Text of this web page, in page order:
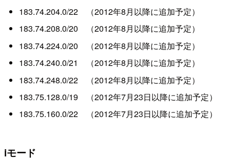
183.74.204.0/22 （2012年8月以降に追加予定）
183.74.208.0/20 （2012年8月以降に追加予定）
183.74.224.0/20 （2012年8月以降に追加予定）
183.74.240.0/21 （2012年8月以降に追加予定）
183.74.248.0/22 （2012年8月以降に追加予定）
183.75.128.0/19 （2012年7月23日以降に追加予定）
183.75.160.0/22 （2012年7月23日以降に追加予定）
iモード